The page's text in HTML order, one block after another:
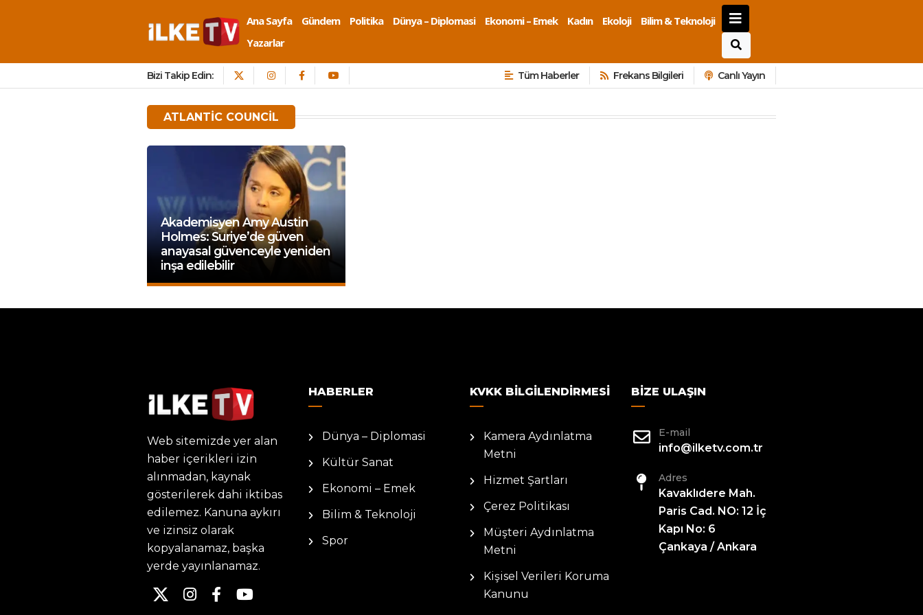
Ana Sayfa Gündem Politika Dünya – Diplomasi Ekonomi – Emek Kadın Ekoloji
Bilim & Teknoloji
Yazarlar
Bizi Takip Edin: Tüm Haberler Frekans Bilgileri Canlı Yayın
ATLANTIC COUNCIL
Akademisyen Amy Austin
Holmes: Suriye’de güven
anayasal güvenceyle yeniden
inşa edilebilir
Web sitemizde yer alan
haber içerikleri izin
alınmadan, kaynak
gösterilerek dahi iktibas
edilemez. Kanuna aykırı
ve izinsiz olarak
kopyalanamaz, başka
yerde yayınlanamaz.
HABERLER
Dünya – Diplomasi
Kültür Sanat
Ekonomi – Emek
Bilim & Teknoloji
Spor
KVKK BILGILENDIRMESI
Kamera Aydınlatma
Metni
Hizmet Şartları
Çerez Politikası
Müşteri Aydınlatma
Metni
Kişisel Verileri Koruma
Kanunu
BIZE ULAŞIN
E-mail
info@ilketv.com.tr
Adres
Kavaklıdere Mah.
Paris Cad. NO: 12 İç
Kapı No: 6
Çankaya / Ankara